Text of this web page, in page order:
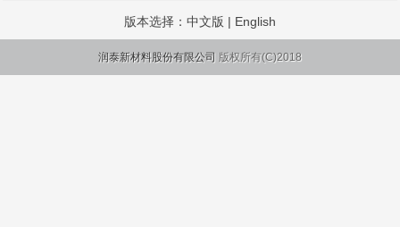
版本选择： 中文版 | English
润泰新材料股份有限公司 版权所有(C)2018